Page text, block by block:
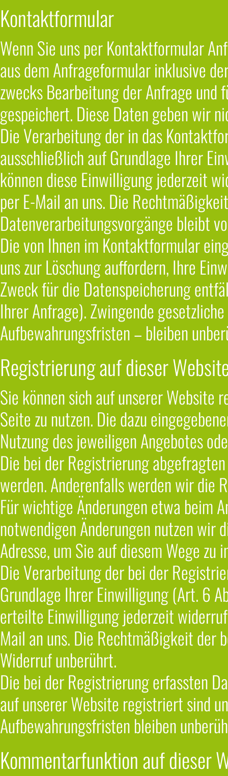
Kontaktformular
Wenn Sie uns per Kontaktformular
aus dem Anfrageformular inklusive
zwecks Bearbeitung der Anfrage und
gespeichert. Diese Daten geben wir
Die Verarbeitung der in das
ausschließlich auf Grundlage Ihrer
können diese Einwilligung jederzeit
per E-Mail an uns. Die
Datenverarbeitungsvorgänge bleibt
Die von Ihnen im Kontaktformular
uns zur Löschung auffordern, Ihre
Zweck für die Datenspeicherung
Ihrer Anfrage). Zwingende
Aufbewahrungsfristen – bleiben
Registrierung auf dieser
Sie können sich auf unserer Website
Seite zu nutzen. Die dazu
Nutzung des jeweiligen Angebotes
Die bei der Registrierung
werden. Anderenfalls werden wir die
Für wichtige Änderungen etwa beim
notwendigen Änderungen nutzen wir
Adresse, um Sie auf diesem Wege zu
Die Verarbeitung der bei der
Grundlage Ihrer Einwilligung (Art. 6
erteilte Einwilligung jederzeit
Mail an uns. Die Rechtmäßigkeit
Widerruf unberührt.
Die bei der Registrierung erfassten
auf unserer Website registriert sind
Aufbewahrungsfristen bleiben
Kommentarfunktion auf dieser